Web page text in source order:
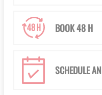
BOOK 48 H
SCHEDULE